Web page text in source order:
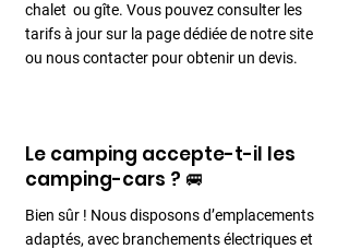
chalet ou gîte. Vous pouvez consulter les
tarifs à jour sur la page dédiée de notre site
ou nous contacter pour obtenir un devis.
Le camping accepte-t-il les
camping-cars ? 🚐
Bien sûr ! Nous disposons d’emplacements
adaptés, avec branchements électriques et